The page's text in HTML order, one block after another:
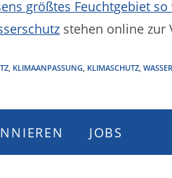
größtes Feuchtgebiet
stehen online zur
KLIMAANPASSUNG KLIMASCHUTZ
JOBS